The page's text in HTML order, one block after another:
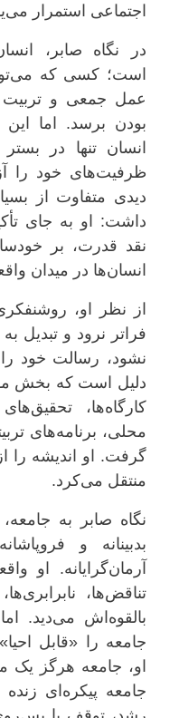
اجتماعی استمرار می‌یابد.
در نگاه صابر،
است؛ کسی که
عمل جمعی و تربیت
بودن برسد. اما این
انسان تنها در بستر
ظرفیت‌های خود را آزاد
دیدی متفاوت از
داشت: او به جای
نقد قدرت، بر
انسان‌ها در میدان
از نظر او،
فراتر نرود و تبدیل
نشود، رسالت خود را
دلیل است که بخش
کارگاه‌ها، تحقیق‌های
محلی، برنامه‌های
گرفت. او اندیشه را
منتقل می‌کرد.
نگاه صابر به جامعه،
بدبینانه و
آرمان‌گرایانه. او
تناقض‌ها،
بالقوه‌اش می‌دید.
جامعه را «قابل
او، جامعه هرگز یک
جامعه پیکره‌ای زنده